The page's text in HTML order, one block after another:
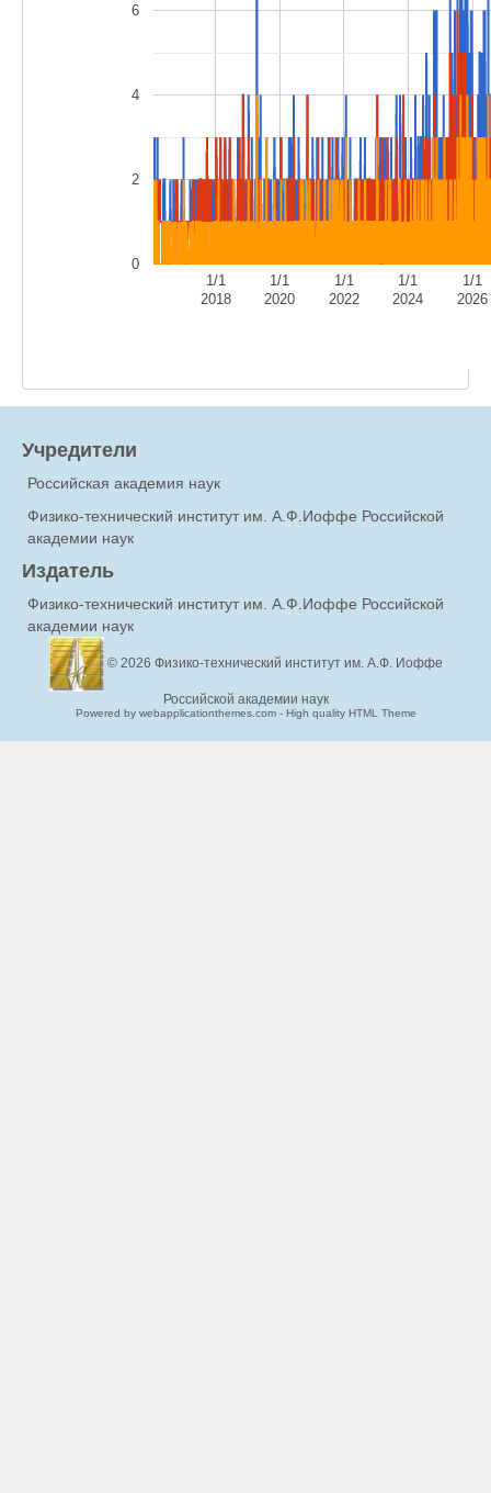
1/1
2018
1/1
2020
1/1
2022
1/1
2024
1/1
2026
0
2
4
6
Учредители
Российская академия наук
Физико-технический институт им. А.Ф.Иоффе Российской
академии наук
Издатель
Физико-технический институт им. А.Ф.Иоффе Российской
академии наук
© 2026 Физико-технический институт им. А.Ф. Иоффе
Российской академии наук
Powered by webapplicationthemes.com - High quality HTML Theme